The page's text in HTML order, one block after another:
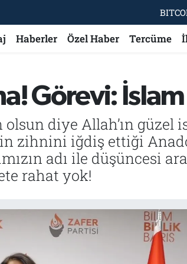
GRAM
Haberler Özel Haber Tercüme
Görevi:
diye Allah’ın
zihnini iğdiş ettiği
adı ile düşüncesi
rahat yok!